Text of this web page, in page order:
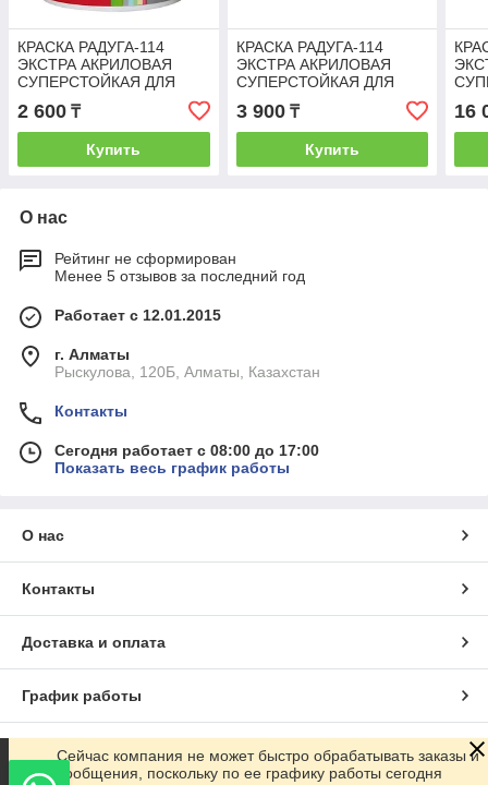
КРАСКА РАДУГА-114
ЭКСТРА АКРИЛОВАЯ
СУПЕРСТОЙКАЯ ДЛЯ
ФАСАДОВ И
ИНТЕРЬЕРОВ БАЗА С
0,9Л ПРОЗРАЧНАЯ
2 600 ₸
Купить
КРАСКА РАДУГА-114
ЭКСТРА АКРИЛОВАЯ
СУПЕРСТОЙКАЯ ДЛЯ
ФАСАДОВ И
ИНТЕРЬЕРОВ БАЗА С
2,7Л ПРОЗРАЧНАЯ
3 900₸
Купить
16
О нас
Рейтинг не сформирован
Менее 5 отзывов за последний год
Работает с 12.01.2015
г. Алматы
Рыскулова, 120Б, Алматы, Казахстан
Контакты
Сегодня работает с 08:00 до 17:00
Показать весь график работы
О нас
Контакты
Доставка и оплата
График работы
Полная версия сайта
Сейчас компания не может быстро обрабатывать заказы и
сообщения, поскольку по ее графику работы сегодня